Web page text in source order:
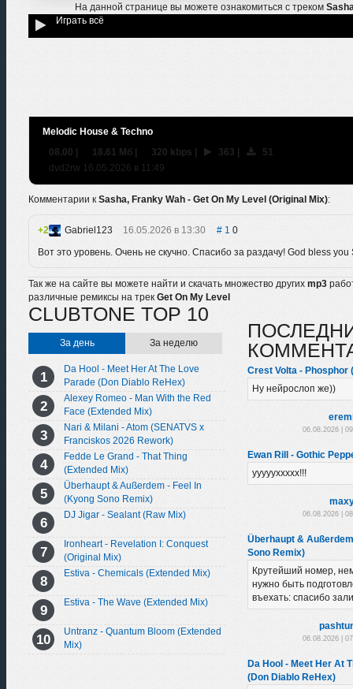
На данной странице вы можете ознакомиться с треком
Играть всё
Melodic House & Techno
08.00 | 18.61 Мб | 320 kbps | 363 |
51
dvd2rw 16.05.2026 в 11:49
Комментарии к Sasha, Franky Wah - Get On My Level (Original Mix):
2 Gabriel123 16.05.2026 в 13:30 10
Вот это уровень. Очень не скучно. Спасибо за раздачу! God bless you
Так же на сайте вы можете найти и скачать множество других mp3
различные ремиксы на трек Get On My Level
CLUBTONE TOP 10
За день За неделю
Da Hool - Meet Her At The Love
Parade (Don Diablo ReHex)
Alexey Romeo - Man With the Red
Face (Extended Mix)
Nari & Milani - Atom (SENATVS x
Franciskos 2026 Rework)
Fedde Le Grand - That Thing
(Extended Mix)
Überhaupt & Außerdem - Feel In
(Kyong Sono Remix)
DJ Jigar - Sealant (Raw Mix)
Ironheart - Revelation I: Conquest
(Original Mix)
Estiva - Chemicals (Extended Mix)
Estiva - The Wave (Extended Mix)
Untranz - Quantum Bloom (Extended
Mix)
Crest Volta - Phosphor
Ну нейрослоп же))
06.08.2026 |
Ewan Rill - Gothic
уууууххххх!!!
06.08.2026 |
Überhaupt &
Sono Remix)
Крутейший номер,
нужно быть
въехать: спасибо
06.08.2026 |
Da Hool - Meet Her At
(Don Diablo ReHex)